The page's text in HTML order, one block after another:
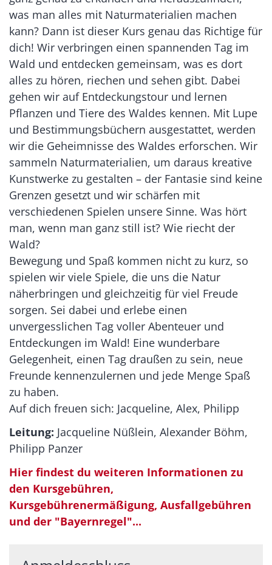
was man alles mit Naturmaterialien machen
kann? Dann ist dieser Kurs genau das Richtige für
dich! Wir verbringen einen spannenden Tag im
Wald und entdecken gemeinsam, was es dort
alles zu hören, riechen und sehen gibt. Dabei
gehen wir auf Entdeckungstour und lernen
Pflanzen und Tiere des Waldes kennen. Mit Lupe
und Bestimmungsbüchern ausgestattet, werden
wir die Geheimnisse des Waldes erforschen. Wir
sammeln Naturmaterialien, um daraus kreative
Kunstwerke zu gestalten – der Fantasie sind keine
Grenzen gesetzt und wir schärfen mit
verschiedenen Spielen unsere Sinne. Was hört
man, wenn man ganz still ist? Wie riecht der
Wald?
Bewegung und Spaß kommen nicht zu kurz, so
spielen wir viele Spiele, die uns die Natur
näherbringen und gleichzeitig für viel Freude
sorgen. Sei dabei und erlebe einen
unvergesslichen Tag voller Abenteuer und
Entdeckungen im Wald! Eine wunderbare
Gelegenheit, einen Tag draußen zu sein, neue
Freunde kennenzulernen und jede Menge Spaß
zu haben.
Auf dich freuen sich: Jacqueline, Alex, Philipp
Leitung: Jacqueline Nüßlein, Alexander Böhm,
Philipp Panzer
Hier findest du weiteren Informationen zu
den Kursgebühren,
Kursgebührenermäßigung, Ausfallgebühren
und der "Bayernregel"...